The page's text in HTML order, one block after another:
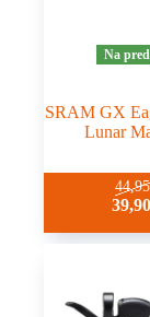
Na
SRAM GX
Lunar